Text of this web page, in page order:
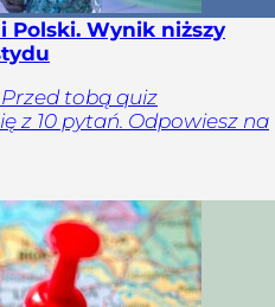
Polski. Wynik niższy
tobą quiz
z 10 pytań. Odpowiesz na